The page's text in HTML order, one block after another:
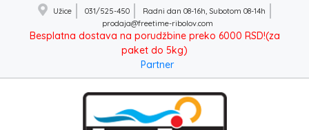
Užice 031/525-450
Radni dan 08-16h, Subotom 08-14h
prodaja@freetime-ribolov.com
Besplatna dostava na porudžbine preko 6000 RSD!(za
paket do 5kg)
Partner